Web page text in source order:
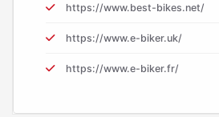
https://www.best-bikes.net/
https://www.e-biker.uk/
https://www.e-biker.fr/